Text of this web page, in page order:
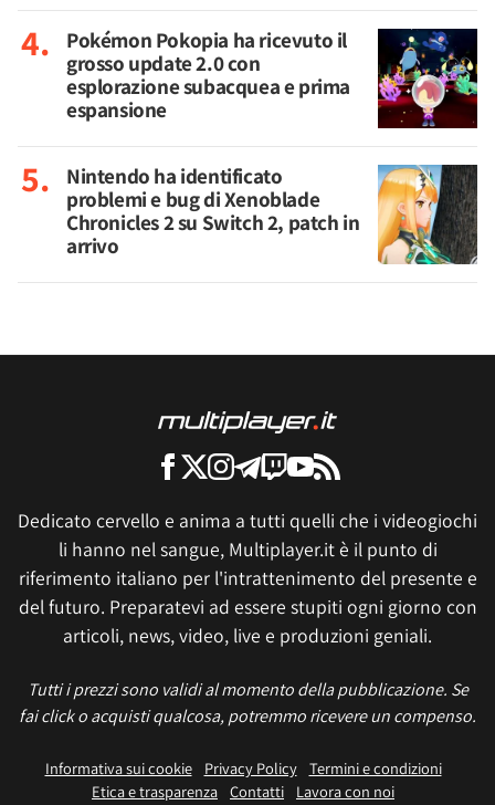
Pokémon Pokopia ha ricevuto il
grosso update 2.0 con
esplorazione subacquea e prima
espansione
Nintendo ha identificato
problemi e bug di Xenoblade
Chronicles 2 su Switch 2, patch in
arrivo
Dedicato cervello e anima a tutti quelli che i videogiochi
li hanno nel sangue, Multiplayer.it è il punto di
riferimento italiano per l'intrattenimento del presente e
del futuro. Preparatevi ad essere stupiti ogni giorno con
articoli, news, video, live e produzioni geniali.
Tutti i prezzi sono validi al momento della pubblicazione. Se
fai click o acquisti qualcosa, potremmo ricevere un compenso.
Informativa sui cookie Privacy Policy
Termini e condizioni
Etica e trasparenza Contatti Lavora con noi